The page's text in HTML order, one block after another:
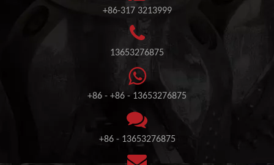
+86-317 3213999
13653276875
+86 - +86 - 13653276875
+86 - 13653276875